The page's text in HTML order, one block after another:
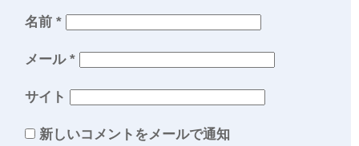
名前 *
メール *
サイト
新しいコメントをメールで通知